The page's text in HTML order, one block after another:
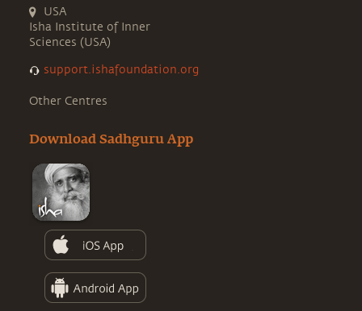
USA
Isha Institute of Inner
Sciences (USA)
support.ishafoundation.org
Other Centres
Download Sadhguru App